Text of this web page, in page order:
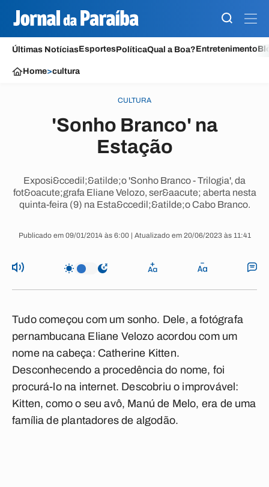
Últimas NotíciasEsportesPolíticaQual a Boa?Entretenimento
Home>cultura
CULTURA
'Sonho Branco' na
Estação
Exposi&ccedil;&atilde;o 'Sonho Branco - Trilogia', da
fot&oacute;grafa Eliane Velozo, ser&aacute; aberta nesta
quinta-feira (9) na Esta&ccedil;&atilde;o Cabo Branco.
Publicado em 09/01/2014 às 6:00 | Atualizado em 20/06/2023 às 11:41
Tudo começou com um sonho. Dele, a fotógrafa
pernambucana Eliane Velozo acordou com um
nome na cabeça: Catherine Kitten.
Desconhecendo a procedência do nome, foi
procurá-lo na internet. Descobriu o improvável:
Kitten, como o seu avô, Manú de Melo, era de uma
família de plantadores de algodão.